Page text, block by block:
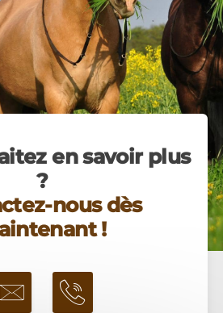
en savoir plus
?
nous dès
!